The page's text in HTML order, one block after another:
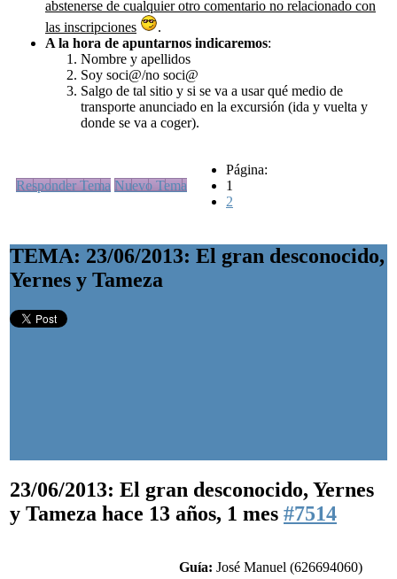
abstenerse de cualquier otro comentario no relacionado con
las inscripciones
.
A la hora de apuntarnos indicaremos:
Nombre y apellidos
Soy soci@/no soci@
Salgo de tal sitio y si se va a usar qué medio de
transporte anunciado en la excursión (ida y vuelta y
donde se va a coger).
Responder Tema Nuevo Tema
Página:
1
2
TEMA: 23/06/2013: El gran desconocido,
Yernes y Tameza
23/06/2013: El gran desconocido, Yernes
y Tameza hace 13 años, 1 mes #7514
Guía: José Manuel (626694060)